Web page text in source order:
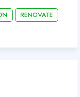
RENOVATE